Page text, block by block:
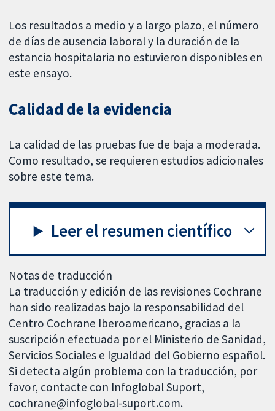
Los resultados a medio y a largo plazo, el número
de días de ausencia laboral y la duración de la
estancia hospitalaria no estuvieron disponibles en
este ensayo.
Calidad de la evidencia
La calidad de las pruebas fue de baja a moderada.
Como resultado, se requieren estudios adicionales
sobre este tema.
Leer el resumen científico
Notas de traducción
La traducción y edición de las revisiones Cochrane
han sido realizadas bajo la responsabilidad del
Centro Cochrane Iberoamericano, gracias a la
suscripción efectuada por el Ministerio de Sanidad,
Servicios Sociales e Igualdad del Gobierno español.
Si detecta algún problema con la traducción, por
favor, contacte con Infoglobal Suport,
cochrane@infoglobal-suport.com.